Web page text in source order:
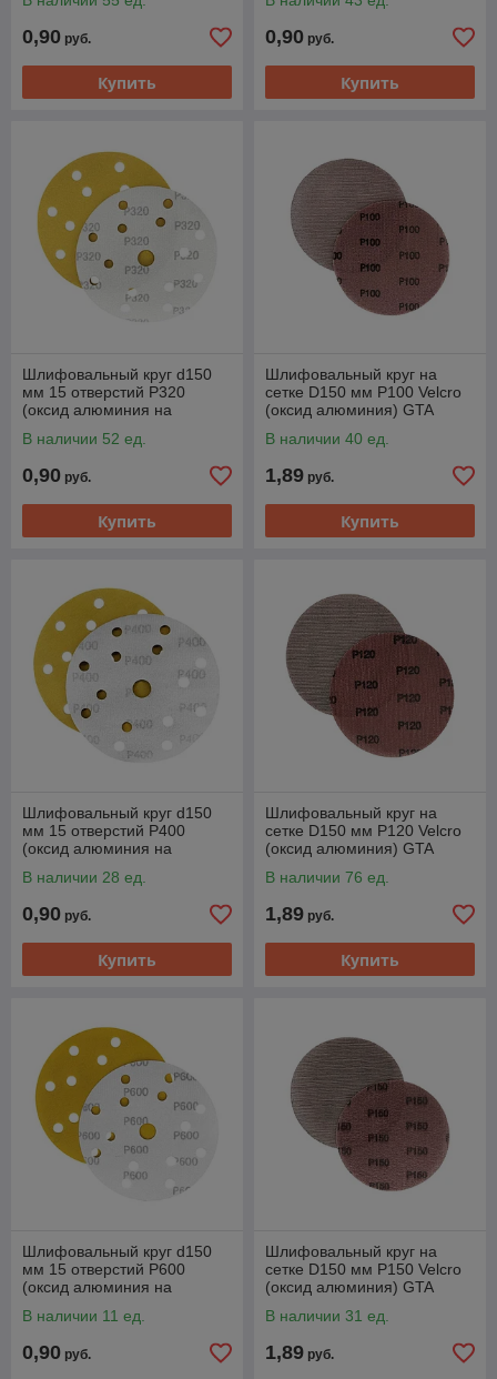
255D150P120
0,90 руб.
Купить
255D150P180
0,90 руб.
Купить
Шлифовальный круг d150
мм 15 отверстий P320
(оксид алюминия на
255D150P320
В наличии 52 ед.
0,90 руб.
Купить
Шлифовальный круг на
сетке D150 мм P100 Velcro
(оксид алюминия) GTA
В наличии 40 ед.
1,89 руб.
Купить
Шлифовальный круг d150
мм 15 отверстий P400
(оксид алюминия на
255D150P400
В наличии 28 ед.
0,90 руб.
Купить
Шлифовальный круг на
сетке D150 мм P120 Velcro
(оксид алюминия) GTA
В наличии 76 ед.
1,89 руб.
Купить
Шлифовальный круг d150
мм 15 отверстий P600
(оксид алюминия на
255D150P600
В наличии 11 ед.
0,90 руб.
Шлифовальный круг на
сетке D150 мм P150 Velcro
(оксид алюминия) GTA
В наличии 31 ед.
1,89 руб.